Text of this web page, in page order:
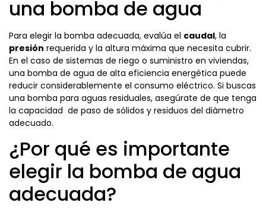
una bomba de agua
Para elegir la bomba adecuada, evalúa el caudal, la
presión requerida y la altura máxima que necesita cubrir.
En el caso de sistemas de riego o suministro en viviendas,
una bomba de agua de alta eficiencia energética puede
reducir considerablemente el consumo eléctrico. Si buscas
una bomba para aguas residuales, asegúrate de que tenga
la capacidad de paso de sólidos y residuos del diámetro
adecuado.
¿Por qué es importante
elegir la bomba de agua
adecuada?